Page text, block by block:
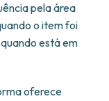
pela área
o item foi
está em
oferece